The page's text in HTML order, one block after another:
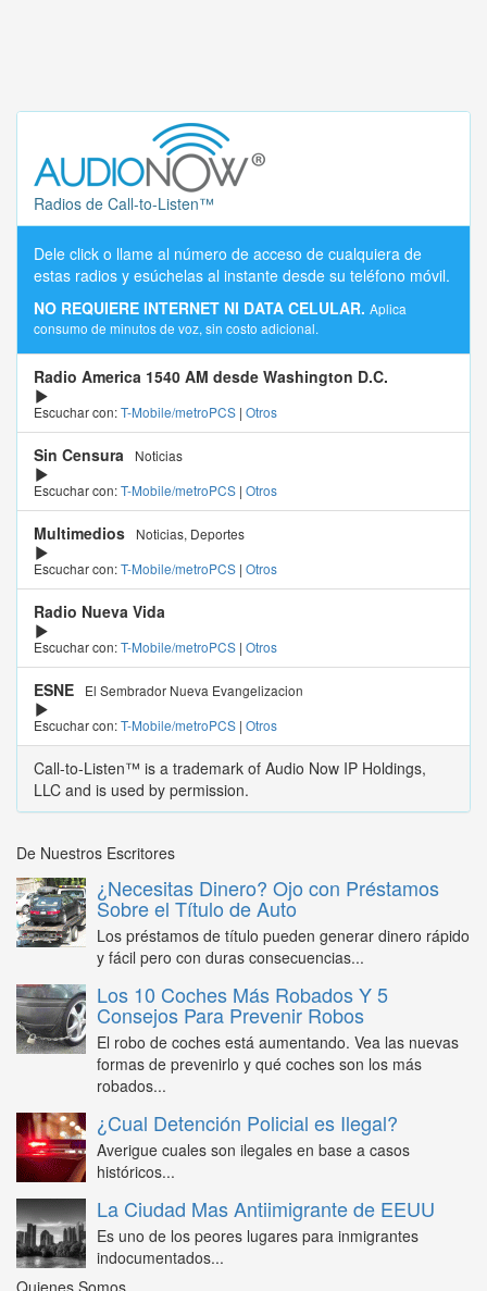
Radios de Call-to-Listen™
Dele click o llame al número de acceso de cualquiera de
estas radios y esúchelas al instante desde su teléfono móvil.
NO REQUIERE INTERNET NI DATA CELULAR. Aplica
consumo de minutos de voz, sin costo adicional.
Radio America 1540 AM desde Washington D.C.
Escuchar con:T-Mobile/metroPCS | Otros
Sin Censura
Noticias
Escuchar con:T-Mobile/metroPCS | Otros
Multimedios
Noticias, Deportes
Escuchar con:T-Mobile/metroPCS | Otros
Radio Nueva Vida
Escuchar con:T-Mobile/metroPCS | Otros
ESNE
El Sembrador Nueva Evangelizacion
Escuchar con:T-Mobile/metroPCS | Otros
Call-to-Listen™ is a trademark of Audio Now IP Holdings,
LLC and is used by permission.
De Nuestros Escritores
¿Necesitas Dinero? Ojo con Préstamos
Sobre el Título de Auto
Los préstamos de título pueden generar dinero rápido
y fácil pero con duras consecuencias...
Los 10 Coches Más Robados Y 5
Consejos Para Prevenir Robos
El robo de coches está aumentando. Vea las nuevas
formas de prevenirlo y qué coches son los más
robados...
¿Cual Detención Policial es Ilegal?
Averigue cuales son ilegales en base a casos
históricos...
La Ciudad Mas Antiimigrante de EEUU
Es uno de los peores lugares para inmigrantes
indocumentados...